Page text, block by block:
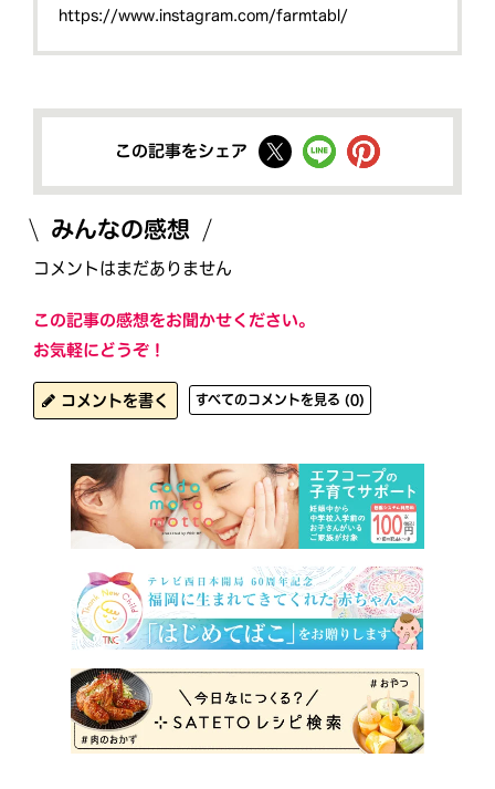
https://www.instagram.com/farmtabl/
この記事をシェア
みんなの感想
コメントはまだありません
この記事の感想をお聞かせください。
お気軽にどうぞ！
コメントを書く すべてのコメントを見る (0)